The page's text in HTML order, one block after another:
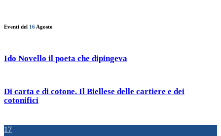
Eventi del 16 Agosto
Ido Novello il poeta che dipingeva
Di carta e di cotone. Il Biellese delle cartiere e dei
cotonifici
17